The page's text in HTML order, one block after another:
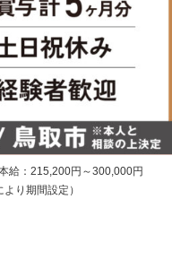
給：215,200円～300,000円
り期間設定）